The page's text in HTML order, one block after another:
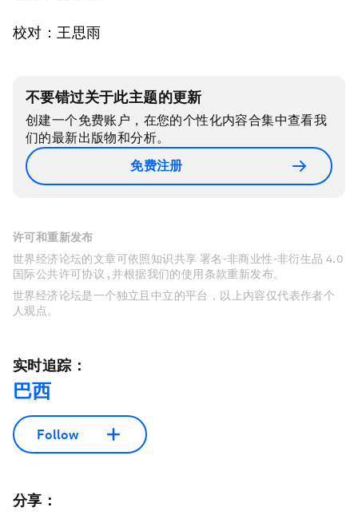
校对：王思雨
不要错过关于此主题的更新
创建一个免费账户，在您的个性化内容合集中查看我
们的最新出版物和分析。
免费注册
许可和重新发布
世界经济论坛的文章可依照知识共享 署名-非商业性-非衍生品 4.0
国际公共许可协议 , 并根据我们的使用条款重新发布。
世界经济论坛是一个独立且中立的平台，以上内容仅代表作者个
人观点。
实时追踪：
巴西
Follow
分享：